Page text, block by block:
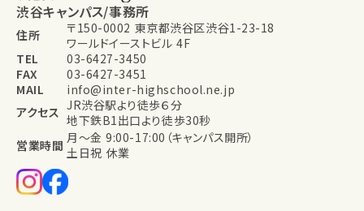
渋谷キャンパス/事務所
住所
〒150-0002 東京都渋谷区渋谷1-23-18
ワールドイーストビル 4F
TEL
03-6427-3450
FAX
03-6427-3451
MAIL
info@inter-highschool.ne.jp
アクセス JR渋谷駅より徒歩６分
地下鉄B1出口より徒歩30秒
営業時間 月～金 9:00-17:00（キャンパス開所）
土日祝 休業